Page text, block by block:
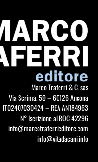
Marco Traferri & C. sas
Via Scrima, 59 – 60126 Ancona
IT02407030424 – REA AN184963
N° Iscrizione al ROC 42296
info@marcotraferrieditore.com
info@vitadacani.info